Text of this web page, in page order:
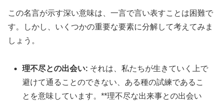
この名言が示す深い意味は、一言で言い表すことは困難で
す。しかし、いくつかの重要な要素に分解して考えてみま
しょう。
理不尽との出会い: それは、私たちが生きていく上で
避けて通ることのできない、ある種の試練であるこ
とを意味しています。**理不尽な出来事との出会い